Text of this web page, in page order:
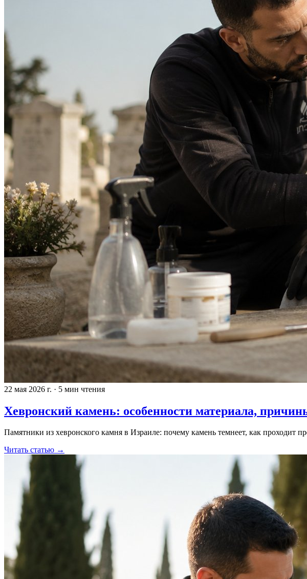
22 мая 2026 г. · 5 мин чтения
Хевронский камень: особенности материала,
Памятники из хевронского камня в Израиле: почему камень темнеет, как
Читать статью →